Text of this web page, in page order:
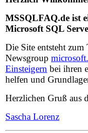
MSSQLFAQ.de ist
Microsoft SQL
Die Site entsteht
Newsgroup
Einsteigern bei ihren
helfen und
Herzlichen Gruß aus
Sascha Lorenz